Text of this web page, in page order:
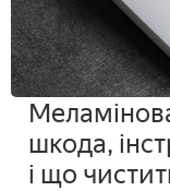
шкода,
і що